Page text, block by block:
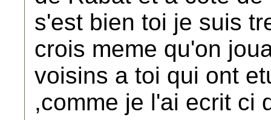
s'est bien toi je suis
crois meme qu'on
voisins a toi qui ont
,comme je l'ai ecrit ci